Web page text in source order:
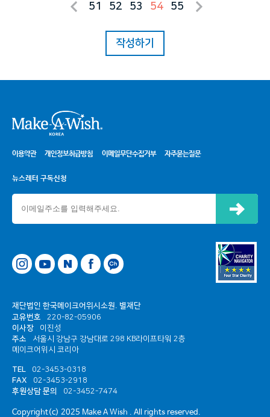
51 52 53 54 55
작성하기
이용약관 개인정보취급방침 이메일무단수집거부 자주묻는질문
뉴스레터 구독신청
이버페이스북카카오톡 채널
재단법인 한국메이크어위시소원. 별재단
고유번호
220-82-05906
이사장
이진성
주소
서울시 강남구 강남대로 298 KB라이프타워 2층
메이크어위시 코리아
TEL
02-3453-0318
FAX
02-3453-2918
후원상담 문의
02-3452-7474
Copyright(c) 2025 Make A Wish . All rights reserved.